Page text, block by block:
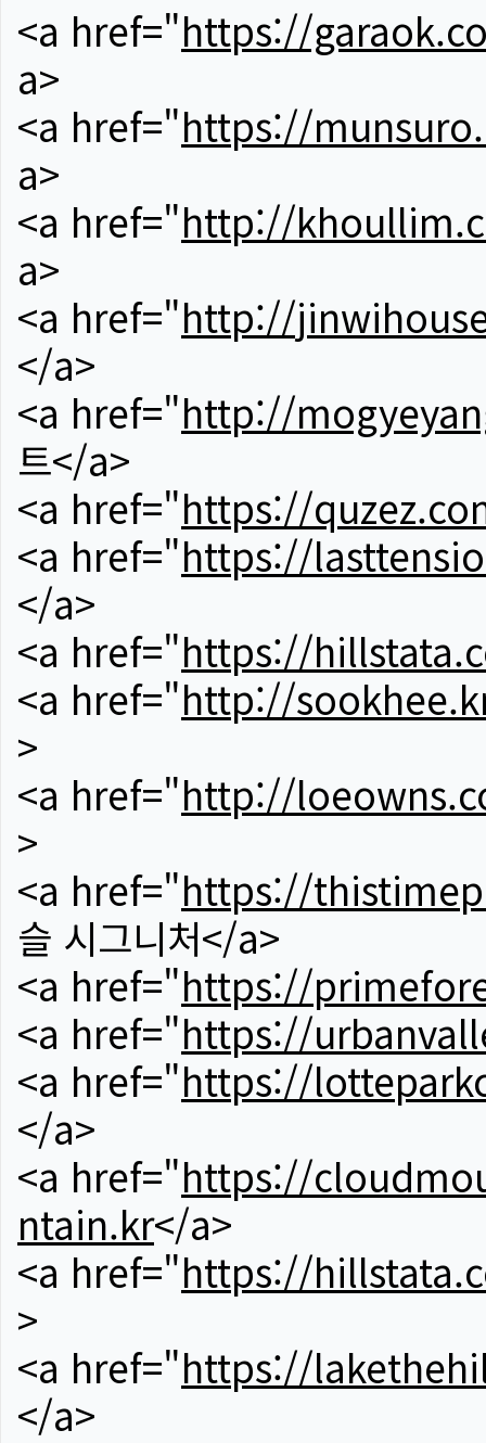
<a href="https://
a>
<a href="https://
a>
<a href="http://
a>
<a href="http://
</a>
<a href="http://
트</a>
<a href="https://
<a href="https://
</a>
<a href="https://
<a href="http://
>
<a href="http://
>
<a href="https://
슬 시그니처</a>
<a href="https://
<a href="https://
<a href="https://
</a>
<a href="https://
ntain.kr</a>
<a href="https://
>
<a href="https://
</a>